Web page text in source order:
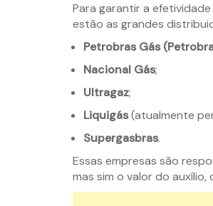
Para garantir a
estão as grandes
Petrobras Gás
Nacional Gás;
Ultragaz;
Liquigás(atualmente
Supergasbras.
Essas empresas são
mas sim o valor do